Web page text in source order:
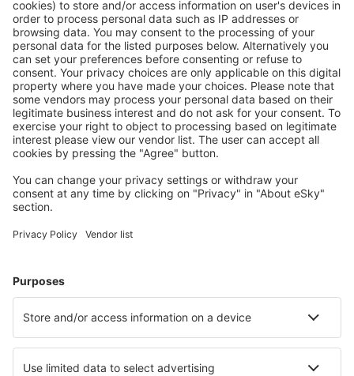
Mehr sparen
Attraktive Preise und Spezialangebote für eingeloggte
Benutzer.
Unterkünfte, die Sie mögen
Wählen Sie aus über 1,3 Millionen Unterkünften: Hotels,
Hütten, Apartments und andere.
Meist gesuchte Unterkünfte von eSky Nutzern
Unterkünfte in Großbritannien - Beliebte Städte
Unterkunft in Whitby Unterkunft in Birmingham
Unterkunft in Ryde Unterkunft in Huddersfield